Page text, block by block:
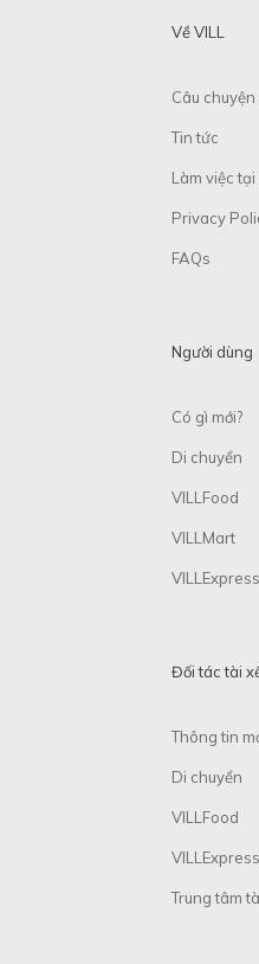
Về VILL
Câu chuyện
Tin tức
Làm việc tại
Privacy
FAQs
Người dùng
Có gì mới?
Di chuyển
VILLFood
VILLMart
VILLExpress
Đối tác tài
Thông tin
Di chuyển
VILLFood
VILLExpress
Trung tâm